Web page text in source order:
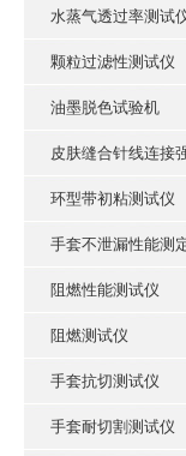
水蒸气透过率测试
颗粒过滤性测试仪
油墨脱色试验机
皮肤缝合针线连接
环型带初粘测试仪
手套不泄漏性能测
阻燃性能测试仪
阻燃测试仪
手套抗切测试仪
手套耐切割测试仪